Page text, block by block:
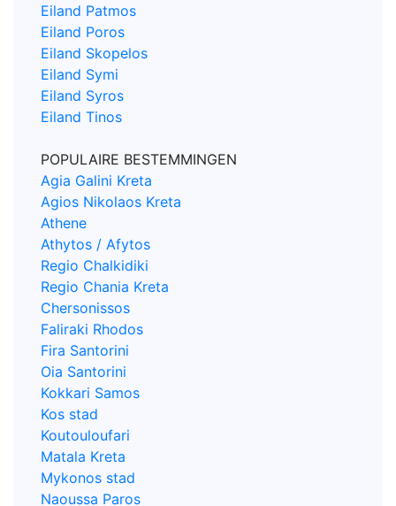
Eiland Patmos
Eiland Poros
Eiland Skopelos
Eiland Symi
Eiland Syros
Eiland Tinos
POPULAIRE BESTEMMINGEN
Agia Galini Kreta
Agios Nikolaos Kreta
Athene
Athytos / Afytos
Regio Chalkidiki
Regio Chania Kreta
Chersonissos
Faliraki Rhodos
Fira Santorini
Oia Santorini
Kokkari Samos
Kos stad
Koutouloufari
Matala Kreta
Mykonos stad
Naoussa Paros